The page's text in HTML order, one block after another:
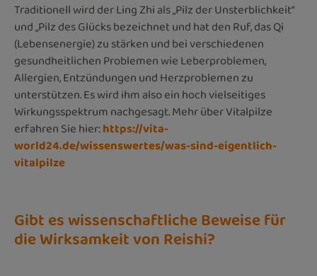
Traditionell wird der Ling Zhi als „Pilz der Unsterblichkeit“
und „Pilz des Glücks bezeichnet und hat den Ruf, das Qi
(Lebensenergie) zu stärken und bei verschiedenen
gesundheitlichen Problemen wie Leberproblemen,
Allergien, Entzündungen und Herzproblemen zu
unterstützen. Es wird ihm also ein hoch vielseitiges
Wirkungsspektrum nachgesagt. Mehr über Vitalpilze
erfahren Sie hier:https://vita-
world24.de/wissenswertes/was-sind-eigentlich-
vitalpilze
Gibt es wissenschaftliche Beweise für
die Wirksamkeit von Reishi?